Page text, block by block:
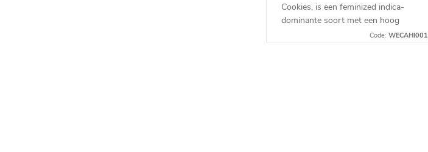
Cookies, is een feminized indica-
dominante soort met een hoog
THC-gehalte (23-25 %). Ze staat
Code:WECAHI001